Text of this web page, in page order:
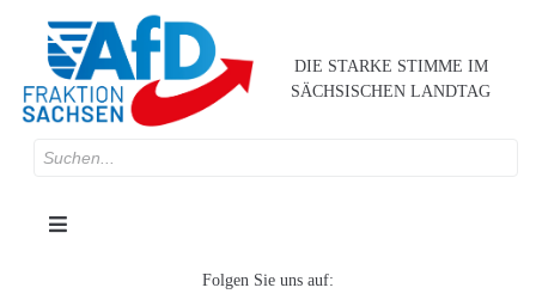
DIE STARKE STIMME IM
SÄCHSISCHEN LANDTAG
Folgen Sie uns auf: